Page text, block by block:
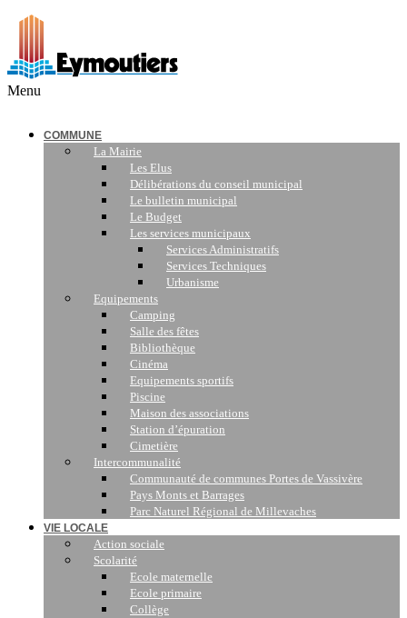
Menu
COMMUNE
La Mairie
Les Elus
Délibérations du conseil municipal
Le bulletin municipal
Le Budget
Les services municipaux
Services Administratifs
Services Techniques
Urbanisme
Equipements
Camping
Salle des fêtes
Bibliothèque
Cinéma
Equipements sportifs
Piscine
Maison des associations
Station d’épuration
Cimetière
Intercommunalité
Communauté de communes Portes de Vassivère
Pays Monts et Barrages
Parc Naturel Régional de Millevaches
VIE LOCALE
Action sociale
Scolarité
Ecole maternelle
Ecole primaire
Collège